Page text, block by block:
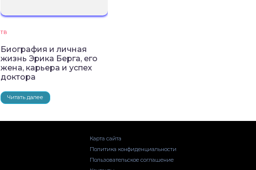
ТВ
Биография и личная
жизнь Эрика Берга, его
жена, карьера и успех
доктора
Читать далее
Карта сайта
Политика конфиденциальности
Пользовательское соглашение